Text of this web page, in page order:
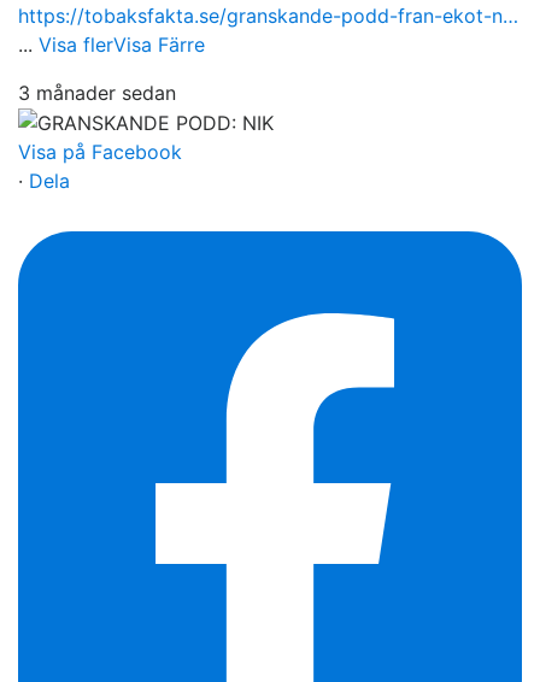
https://tobaksfakta.se/granskande-podd-fran-ekot-n…
... Visa flerVisa Färre
3 månader sedan
Visa på Facebook
· Dela